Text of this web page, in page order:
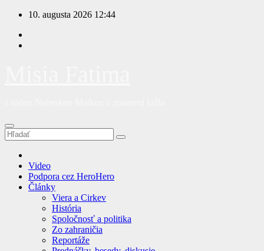
Prejsť
obsah
10. augusta 2026 12:44
Video
Podpora cez HeroHero
Články
Viera a Cirkev
História
Spoločnosť a politika
Zo zahraničia
Reportáže